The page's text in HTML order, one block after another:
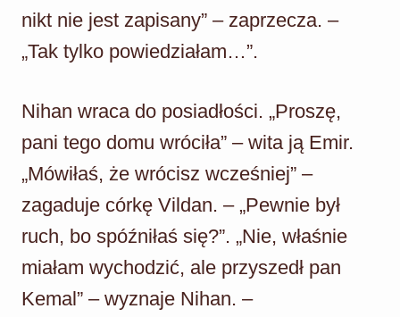
nikt nie jest zapisany” – zaprzecza. –
„Tak tylko powiedziałam…”.
Nihan wraca do posiadłości. „Proszę,
pani tego domu wróciła” – wita ją Emir.
„Mówiłaś, że wrócisz wcześniej” –
zagaduje córkę Vildan. – „Pewnie był
ruch, bo spóźniłaś się?”. „Nie, właśnie
miałam wychodzić, ale przyszedł pan
Kemal” – wyznaje Nihan. –